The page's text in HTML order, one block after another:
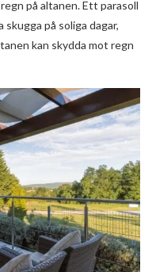
på altanen. Ett parasoll
på soliga dagar,
kan skydda mot regn